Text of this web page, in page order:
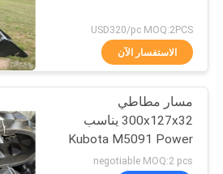
اتصل
اطلب
اقتباس
تتبع المسارات
المطاطية لودر
47
USD320/pc MOQ:2PCS
الاستفسار الآن
مسار مطاطي
300x127x32 يناسب
Kubota M5091 Power
Crawler
negotiable MOQ:2 pcs